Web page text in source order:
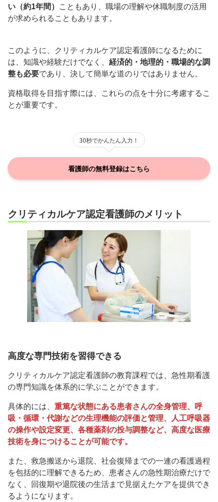
い（約1年間） こともあり、職場の理解や休職制度の活用
が求められることもあります。
このように、クリティカルケア認定看護師になるために
は、知識や経験だけでなく、 経済的・地理的・職場的な調
整も必要であり、決して簡単な道のりではありません。
資格取得を目指す際には、これらの点を十分に考慮するこ
とが重要です。
30秒でかんたん入力！
看護師の無料登録はこちら
クリティカルケア認定看護師のメリット
高度な専門技術を習得できる
クリティカルケア認定看護師の教育課程では、急性期看護
の専門知識を体系的に学ぶことができます。
具体的には、 重篤な状態にある患者さんの全身管理、呼
吸・循環・代謝などの生理機能の評価と管理、人工呼吸器
の操作や設定変更、各種薬剤の投与調整など、高度な医療
技術を身につけることが可能です。
また、救急搬送から退院、社会復帰までの一連の看護過程
を包括的に理解できるため、患者さんの急性期治療だけで
なく、回復期や退院後の生活まで見据えたケアを提供でき
るようになります。